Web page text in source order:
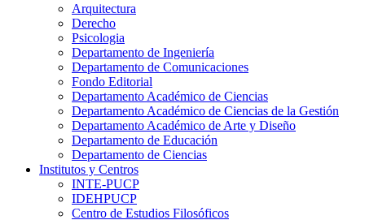
Arquitectura
Derecho
Psicologia
Departamento de Ingeniería
Departamento de Comunicaciones
Fondo Editorial
Departamento Académico de Ciencias
Departamento Académico de Ciencias de la Gestión
Departamento Académico de Arte y Diseño
Departamento de Educación
Departamento de Ciencias
Institutos y Centros
INTE-PUCP
IDEHPUCP
Centro de Estudios Filosóficos